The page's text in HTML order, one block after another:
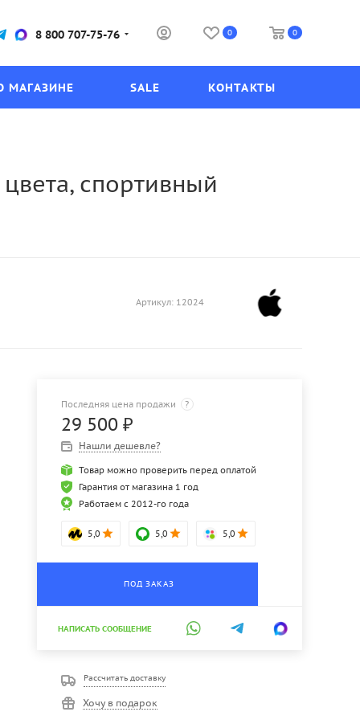
8 800 707-75-76 0 0
МАГАЗИНЕ SALE КОНТАКТЫ
спортивный
Артикул: 12024
Последняя цена продажи ?
29 500 ₽
Нашли дешевле?
Товар можно проверить перед оплатой
Гарантия от магазина 1 год
Работаем с 2012-го года
5,0 5,0 5,0
ПОД ЗАКАЗ
НАПИСАТЬ СООБЩЕНИЕ
Рассчитать доставку
Хочу в подарок